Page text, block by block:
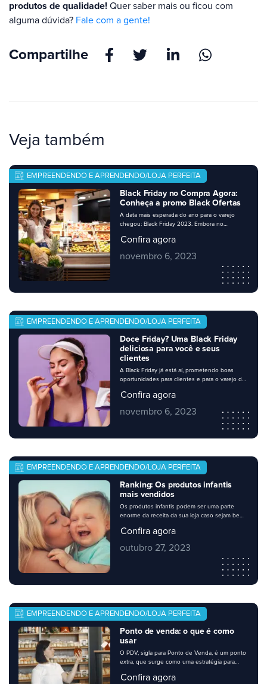
produtos de qualidade! Quer saber mais ou ficou com
alguma dúvida? Fale com a gente!
Compartilhe
Veja também
Black Friday no Compra Agora:
Conheça a promo Black Ofertas
A data mais esperada do ano para o varejo
chegou: Black Friday 2023. Embora no
de novembro, muitos negócios apostam no
promoções ao longo do mês ou da semana.
Seu negócio precisa estar preparado, e é claro
Confira agora
novembro 6, 2023
EMPREENDENDO E APRENDENDO/LOJA PERFEITA
Doce Friday? Uma Black Friday
deliciosa para você e seus
clientes
A Black Friday já está aí, prometendo boas
oportunidades para clientes e para o varejo de
se organizam para abastecer a despensa. Os
papel na oferta de produtos que já são parte
do dia a dia do consumidor, a preços muito
Confira agora
novembro 6, 2023
EMPREENDENDO E APRENDENDO/LOJA PERFEITA
Ranking: Os produtos infantis
mais vendidos
Os produtos infantis podem ser uma parte
enorme da receita da sua loja caso sejam bem
mas a busca por eles aumenta em datas
produtos infantis que são campeões de
vendas, e é nesses que sua loja deve investir.
Confira agora
outubro 27, 2023
EMPREENDENDO E APRENDENDO/LOJA PERFEITA
Ponto de venda: o que é como
usar
O PDV, sigla para Ponto de Venda, é um ponto
extra, que surge como uma estratégia para
– sua loja. Os pontos de venda são locais de
Confira agora
EMPREENDENDO E APRENDENDO/LOJA PERFEITA